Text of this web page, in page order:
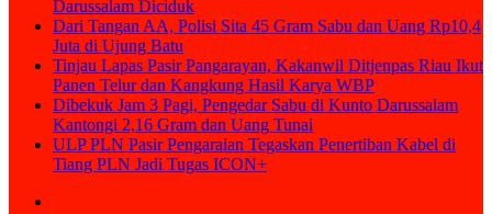
Darussalam Diciduk
Dari Tangan AA, Polisi Sita 45 Gram Sabu dan Uang Rp10,4
Juta di Ujung Batu
Tinjau Lapas Pasir Pangarayan, Kakanwil Ditjenpas Riau Ikut
Panen Telur dan Kangkung Hasil Karya WBP
Dibekuk Jam 3 Pagi, Pengedar Sabu di Kunto Darussalam
Kantongi 2,16 Gram dan Uang Tunai
ULP PLN Pasir Pengaraian Tegaskan Penertiban Kabel di
Tiang PLN Jadi Tugas ICON+